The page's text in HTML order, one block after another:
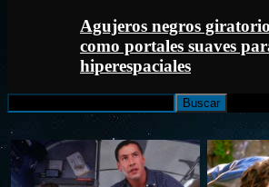
Agujeros negros
como portales suaves
hiperespaciales